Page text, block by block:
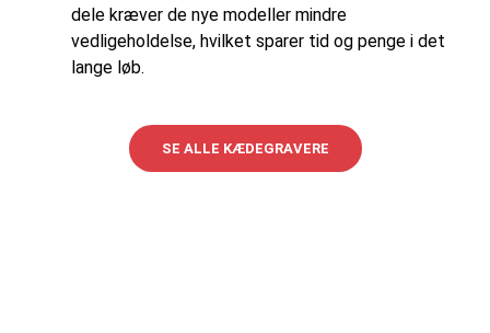
dele kræver de nye modeller mindre
vedligeholdelse, hvilket sparer tid og penge i det
lange løb.
SE ALLE KÆDEGRAVERE